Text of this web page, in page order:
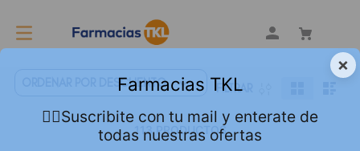
DESCUENTO FILTRAR
113 PRODUCTOS
×
Farmacias TKL
👇🏻Suscribite con tu mail y enterate de
todas nuestras ofertas